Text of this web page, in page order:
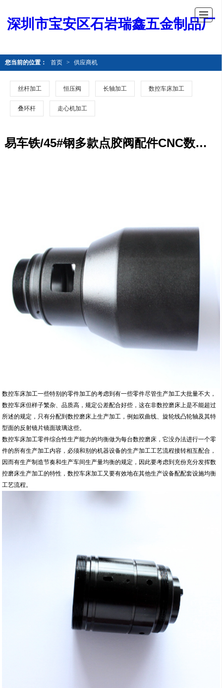
深圳市宝安区石岩瑞鑫五金制品厂
您当前的位置： 首页 > 供应商机
丝杆加工 恒压阀 长轴加工 数控车床加工
叠环杆 走心机加工
易车铁/45#钢多款点胶阀配件CNC数控车床加工价格 摩托车摄像头铝合金外壳数控车床加工 交期准时
数控车床加工一些特别的零件加工的考虑到有一些零件尽管生产加工大批量不大，
数控车床但样子繁杂、品质高，规定公差配合好些，这在非数控磨床上是不能超过
所述的规定，只有分配到数控磨床上生产加工，例如双曲线、旋轮线凸轮轴及其特
型面的反射镜片镜面玻璃这些。
数控车床加工零件综合性生产能力的均衡做为每台数控磨床，它没办法进行一个零
件的所有生产加工内容，必须和别的机器设备的生产加工工艺流程接转相互配合，
因而有生产制造节奏和生产车间生产量均衡的规定，因此要考虑到充份充分发挥数
控磨床生产加工的特性，数控车床加工又要有效地在其他生产设备配配套设施均衡
工艺流程。